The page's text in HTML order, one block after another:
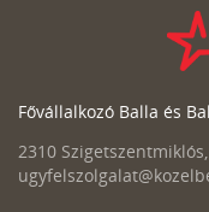
Fővállalkozó Balla és
2310